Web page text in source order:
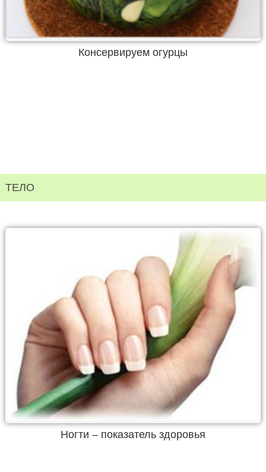
Консервируем огурцы
ТЕЛО
Ногти – показатель здоровья